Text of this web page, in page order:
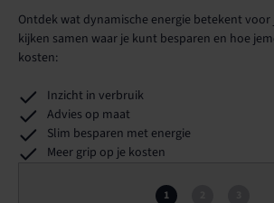
Ontdek wat dynamische energie betekent voor
kijken samen waar je kunt besparen en hoe
kosten:
Inzicht in verbruik
Advies op maat
Slim besparen met energie
Meer grip op je kosten
1